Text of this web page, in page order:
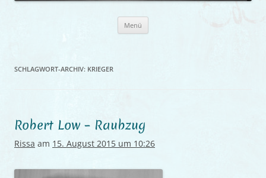
Menü
SCHLAGWORT-ARCHIV: KRIEGER
Robert Low – Raubzug
Rissa am 15. August 2015 um 10:26